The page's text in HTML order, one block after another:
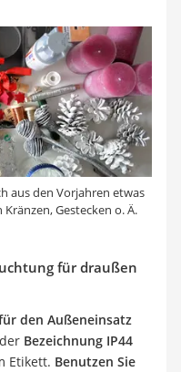
aus den Vorjahren etwas
Gestecken o. Ä.
für draußen
den Außeneinsatz
Bezeichnung IP44
Etikett. Benutzen Sie